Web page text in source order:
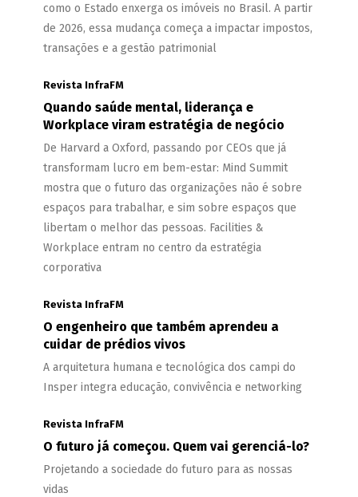
como o Estado enxerga os imóveis no Brasil. A partir
de 2026, essa mudança começa a impactar impostos,
transações e a gestão patrimonial
Revista InfraFM
Quando saúde mental, liderança e
Workplace viram estratégia de negócio
De Harvard a Oxford, passando por CEOs que já
transformam lucro em bem-estar: Mind Summit
mostra que o futuro das organizações não é sobre
espaços para trabalhar, e sim sobre espaços que
libertam o melhor das pessoas. Facilities &
Workplace entram no centro da estratégia
corporativa
Revista InfraFM
O engenheiro que também aprendeu a
cuidar de prédios vivos
A arquitetura humana e tecnológica dos campi do
Insper integra educação, convivência e networking
Revista InfraFM
O futuro já começou. Quem vai gerenciá-lo?
Projetando a sociedade do futuro para as nossas
vidas